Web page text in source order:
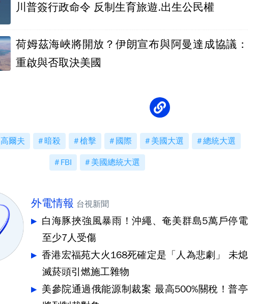
川普簽行政命令 反制生育旅遊.出生公民權
荷姆茲海峽將開放？伊朗宣布與阿曼達成協議：
重啟與否取決美國
高爾夫 暗殺 槍擊 國際 美國大選 總統大選
FBI 美國總統大選
外電情報 台視新聞
白海豚挾強風暴雨！沖繩、奄美群島5萬戶停電
至少7人受傷
香港宏福苑大火168死確定是「人為悲劇」 未熄
滅菸頭引燃施工雜物
美參院通過俄能源制裁案 最高500%關稅！普亭